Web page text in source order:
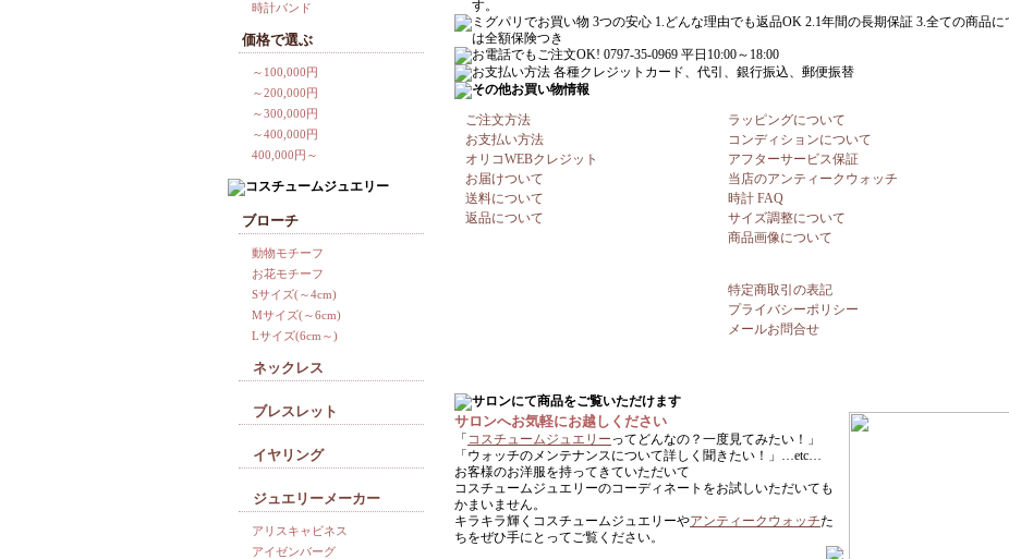
ご注文方法
お支払い方法
オリコWEBクレジット
お届けついて
送料について
返品について
ラッピングについて
コンディションについて
アフターサービス保証
当店のアンティークウォッチ
時計 FAQ
サイズ調整について
商品画像について
特定商取引の表記
プライバシーポリシー
メールお問合せ
サロンへお気軽にお越しください
「 コスチュームジュエリーってどんなの？一度見てみたい！」
「ウォッチのメンテナンスについて詳しく聞きたい！」…etc…
お客様のお洋服を持ってきていただいて
コスチュームジュエリーのコーディネートをお試しいただいても
かまいません。
キラキラ輝くコスチュームジュエリーやアンティークウォッチた
ちをぜひ手にとってご覧ください。
時計バンド
価格で選ぶ
～100,000円
～200,000円
～300,000円
～400,000円
400,000円～
ブローチ
動物モチーフ
お花モチーフ
Sサイズ(～4cm)
Mサイズ(～6cm)
Lサイズ(6cm～)
ネックレス
ブレスレット
イヤリング
ジュエリーメーカー
アリスキャビネス
アイゼンバーグ